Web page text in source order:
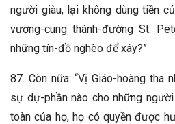
người giàu, lại không dùng tiền
vương-cung thánh-đường St.
những tín-đồ nghèo để xây?”
87. Còn nữa: “Vị Giáo-hoàng tha
sự dự-phần nào cho những
toàn của họ, họ có quyền được